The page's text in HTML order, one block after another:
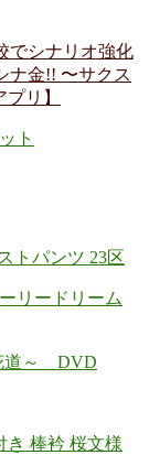
でシナリオ強化
ナ金!! 〜サクス
リ】
ト
トパンツ 23区
リードリーム
道～ DVD
き 棒衿 桜文様